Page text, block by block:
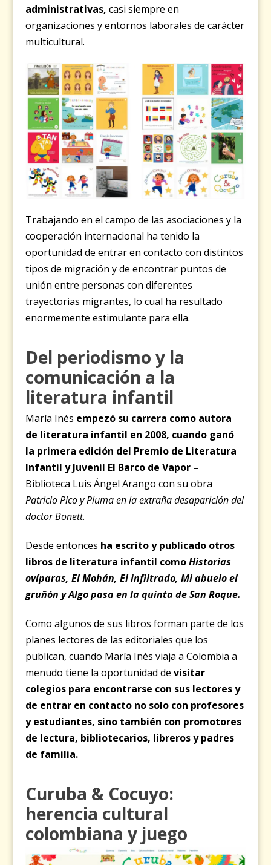
administrativas,casi siempre en
organizaciones y entornos laborales de carácter
multicultural.
Trabajando en el campo de las asociaciones y la
cooperación internacional ha tenido la
oportunidad de entrar en contacto con distintos
tipos de migración y de encontrar puntos de
unión entre personas con diferentes
trayectorias migrantes, lo cual ha resultado
enormemente estimulante para ella.
Del periodismo y la
comunicación a la
literatura infantil
María Inés empezó su carrera como autora
de literatura infantil en 2008, cuando ganó
la primera edición del Premio de Literatura
Infantil y Juvenil El Barco de Vapor –
Biblioteca Luis Ángel Arango con su obra
Patricio Pico y Plumaen la extraña desaparición del
doctor Bonett.
Desde entonces ha escrito y publicado otros
libros de literatura infantil comoHistorias
ovíparas, El Mohán, El infiltrado, Mi abuelo el
gruñón y Algo pasa en la quinta de San Roque.
Como algunos de sus libros forman parte de los
planes lectores de las editoriales que los
publican, cuando María Inés viaja a Colombia a
menudo tiene la oportunidad devisitar
colegios para encontrarse con sus lectores y
de entrar en contacto no solo con profesores
y estudiantes, sino también con promotores
de lectura, bibliotecarios, libreros y padres
de familia.
Curuba & Cocuyo:
herencia cultural
colombiana y juego